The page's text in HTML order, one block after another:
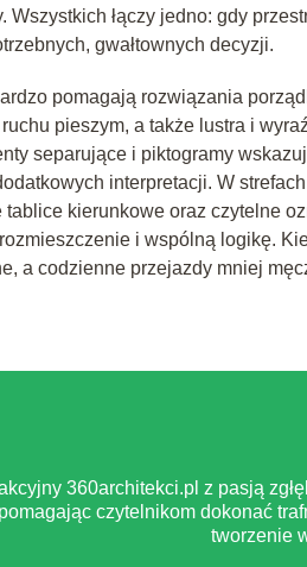
Wszystkich łączy jedno: gdy
gwałtownych decyzji.
pomagają rozwiązania
pieszym, a także lustra i
separujące i piktogramy
interpretacji. W
kierunkowe oraz czytelne
i wspólną logikę.
a codzienne przejazdy mniej
360architekci.pl z pasją
czytelnikom dokonać
tworzenie